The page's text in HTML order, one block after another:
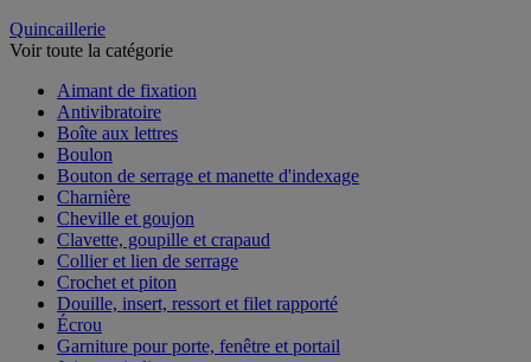
Quincaillerie
Voir toute la catégorie
Aimant de fixation
Antivibratoire
Boîte aux lettres
Boulon
Bouton de serrage et manette d'indexage
Charnière
Cheville et goujon
Clavette, goupille et crapaud
Collier et lien de serrage
Crochet et piton
Douille, insert, ressort et filet rapporté
Écrou
Garniture pour porte, fenêtre et portail